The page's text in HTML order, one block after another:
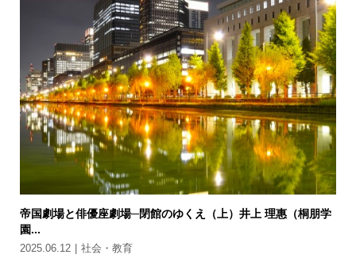
帝国劇場と俳優座劇場─閉館のゆくえ（上）井上 理惠（桐朋学
園...
2025.06.12 社会・教育